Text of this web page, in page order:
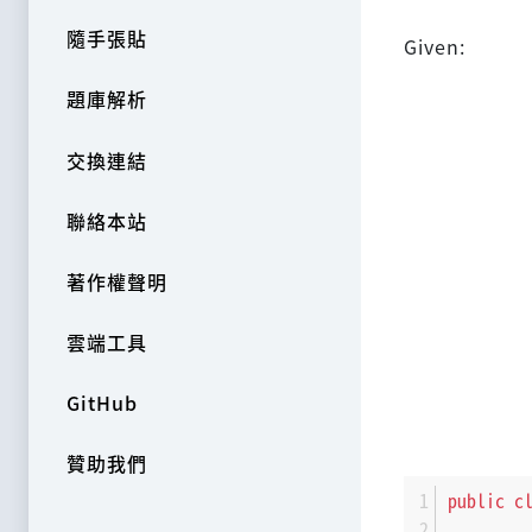
隨手張貼
題庫解析
交換連結
聯絡本站
著作權聲明
雲端工具
GitHub
贊助我們
Given:
public